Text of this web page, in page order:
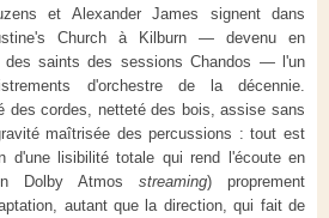
et Alexander James signent dans
Church à Kilburn — devenu en
des saints des sessions Chandos — l'un
d'orchestre de la décennie.
des cordes, netteté des bois, assise sans
maîtrisée des percussions : tout est
d'une lisibilité totale qui rend l'écoute en
Dolby Atmos streaming) proprement
autant que la direction, qui fait de